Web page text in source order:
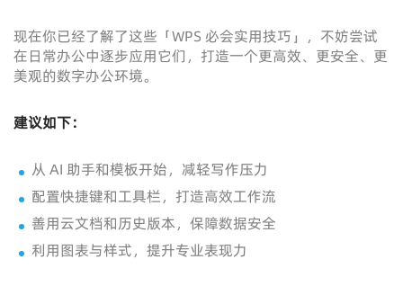
现在你已经了解了这些「WPS 必会实用技巧」，不妨尝试
在日常办公中逐步应用它们，打造一个更高效、更安全、更
美观的数字办公环境。
建议如下：
从 AI 助手和模板开始，减轻写作压力
配置快捷键和工具栏，打造高效工作流
善用云文档和历史版本，保障数据安全
利用图表与样式，提升专业表现力